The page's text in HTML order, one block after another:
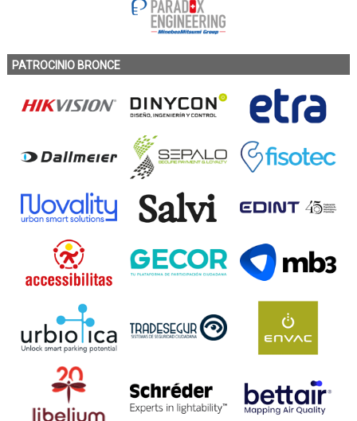
PATROCINIO BRONCE